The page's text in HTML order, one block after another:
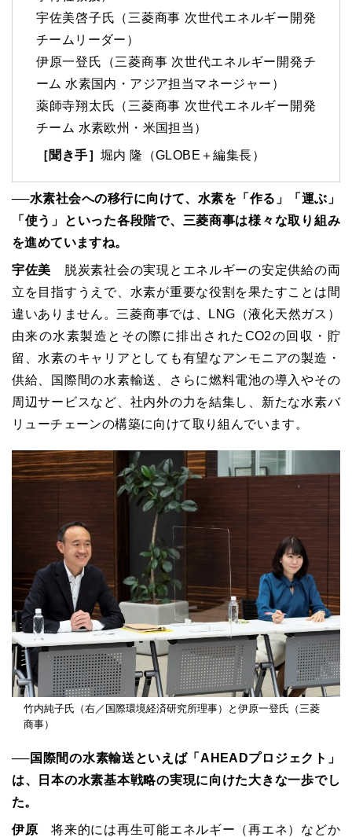
宇佐美啓子氏（三菱商事 次世代エネルギー開発
チームリーダー）
伊原一登氏（三菱商事 次世代エネルギー開発チ
ーム 水素国内・アジア担当マネージャー）
薬師寺翔太氏（三菱商事 次世代エネルギー開発
チーム 水素欧州・米国担当）
［聞き手］ 堀内 隆（GLOBE＋編集長）
──水素社会への移行に向けて、水素を「作る」「運ぶ」
「使う」といった各段階で、三菱商事は様々な取り組み
を進めていますね。
宇佐美 脱炭素社会の実現とエネルギーの安定供給の両
立を目指すうえで、水素が重要な役割を果たすことは間
違いありません。三菱商事では、LNG（液化天然ガス）
由来の水素製造とその際に排出されたCO2の回収・貯
留、水素のキャリアとしても有望なアンモニアの製造・
供給、国際間の水素輸送、さらに燃料電池の導入やその
周辺サービスなど、社内外の力を結集し、新たな水素バ
リューチェーンの構築に向けて取り組んでいます。
竹内純子氏（右／国際環境経済研究所理事）と伊原一登氏（三菱
商事）
──国際間の水素輸送といえば「AHEADプロジェクト」
は、日本の水素基本戦略の実現に向けた大きな一歩でし
た。
伊原 将来的には再生可能エネルギー（再エネ）などか